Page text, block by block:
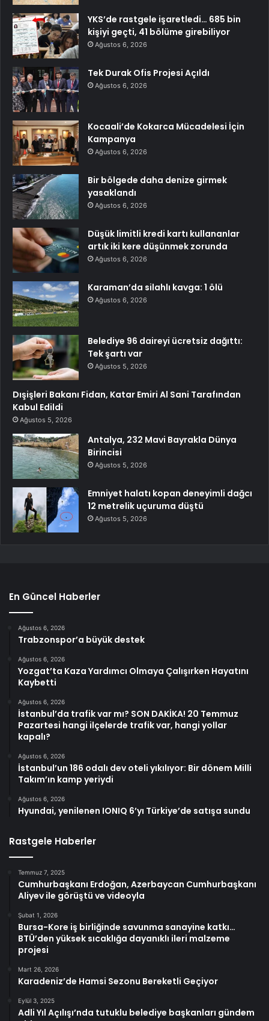
YKS’de rastgele işaretledi… 685 bin
kişiyi geçti, 41 bölüme girebiliyor
Ağustos 6, 2026
Tek Durak Ofis Projesi Açıldı
Ağustos 6, 2026
Kocaali’de Kokarca Mücadelesi İçin
Kampanya
Ağustos 6, 2026
Bir bölgede daha denize girmek
yasaklandı
Ağustos 6, 2026
Düşük limitli kredi kartı kullananlar
artık iki kere düşünmek zorunda
Ağustos 6, 2026
Karaman’da silahlı kavga: 1 ölü
Ağustos 6, 2026
Belediye 96 daireyi ücretsiz dağıttı:
Tek şartı var
Ağustos 5, 2026
Dışişleri Bakanı Fidan, Katar Emiri Al Sani Tarafından
Kabul Edildi
Ağustos 5, 2026
Antalya, 232 Mavi Bayrakla Dünya
Birincisi
Ağustos 5, 2026
Emniyet halatı kopan deneyimli dağcı
12 metrelik uçuruma düştü
Ağustos 5, 2026
En Güncel Haberler
Ağustos 6, 2026
Trabzonspor’a büyük destek
Ağustos 6, 2026
Yozgat’ta Kaza Yardımcı Olmaya Çalışırken Hayatını
Kaybetti
Ağustos 6, 2026
İstanbul’da trafik var mı? SON DAKİKA! 20 Temmuz
Pazartesi hangi ilçelerde trafik var, hangi yollar
kapalı?
Ağustos 6, 2026
İstanbul’un 186 odalı dev oteli yıkılıyor: Bir dönem Milli
Takım’ın kamp yeriydi
Ağustos 6, 2026
Hyundai, yenilenen IONIQ 6’yı Türkiye’de satışa sundu
Rastgele Haberler
Temmuz 7, 2025
Cumhurbaşkanı Erdoğan, Azerbaycan Cumhurbaşkanı
Aliyev ile görüştü ve videoyla
Şubat 1, 2026
Bursa-Kore iş birliğinde savunma sanayine katkı…
BTÜ’den yüksek sıcaklığa dayanıklı ileri malzeme
projesi
Mart 26, 2026
Karadeniz’de Hamsi Sezonu Bereketli Geçiyor
Eylül 3, 2025
Adli Yıl Açılışı’nda tutuklu belediye başkanları gündem